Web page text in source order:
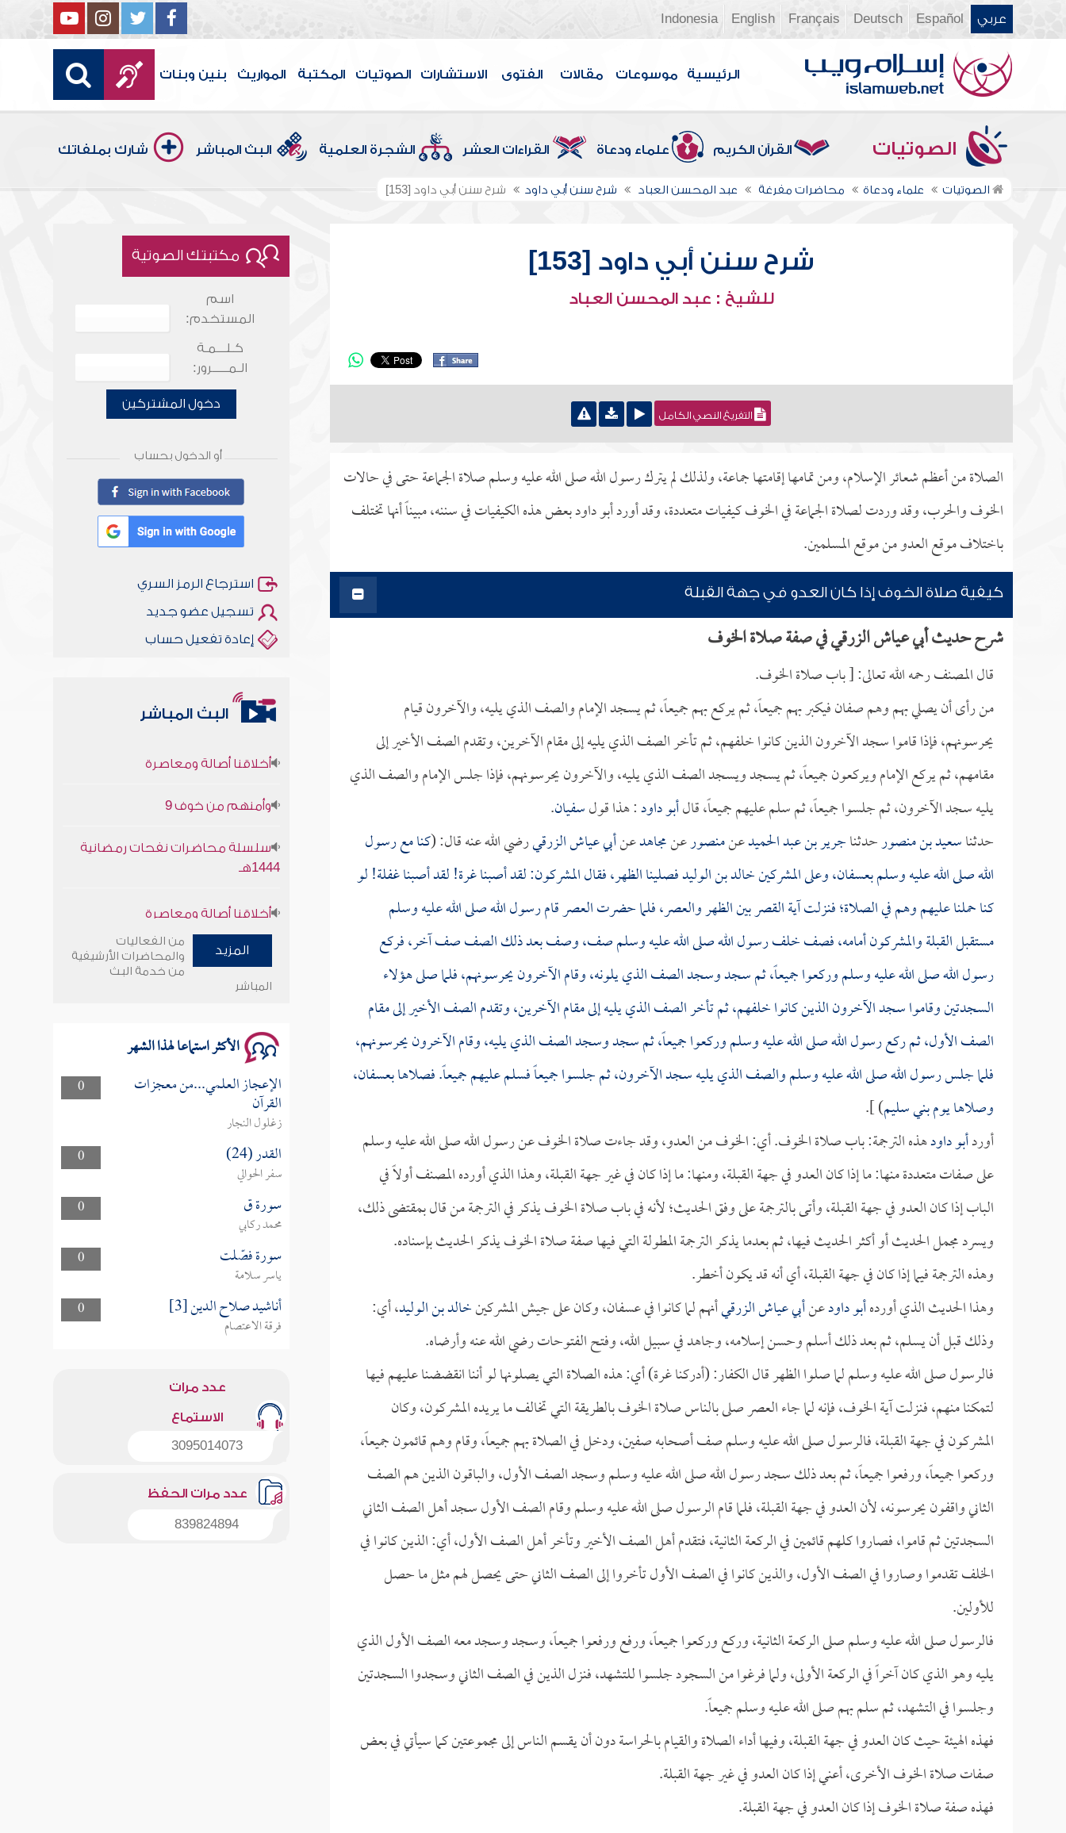
عربي Español
Deutsch
Français
English
Indonesia
الرئيسية موسوعات مقالات الفتوى الاستشارات الصوتيات المكتبة المواريث بنين وبنات
الصوتيات القرآن الكريم علماء ودعاة القراءات العشر الشجرة العلمية البث المباشر شارك بملفاتك
الصوتيات علماء ودعاة محاضرات مفرغة عبد المحسن العباد شرح سنن أبي داود شرح سنن أبي داود [153]
شرح سنن أبي داود [153]
للشيخ : عبد المحسن العباد
التفريغ النصي الكامل
الصلاة من أعظم شعائر الإسلام، ومن تمامها إقامتها جماعة، ولذلك لم يترك رسول الله صلى الله عليه وسلم صلاة الجماعة حتى في حالات
الخوف والحرب، وقد وردت لصلاة الجماعة في الخوف كيفيات متعددة، وقد أورد أبو داود بعض هذه الكيفيات في سننه، مبيناً أنها تختلف
باختلاف موقع العدو من موقع المسلمين.
كيفية صلاة الخوف إذا كان العدو في جهة القبلة
شرح حديث أبي عياش الزرقي في صفة صلاة الخوف
قال المصنف رحمه الله تعالى: [ باب صلاة الخوف.
من رأى أن يصلي بهم وهم صفان فيكبر بهم جميعاً، ثم يركع بهم جميعاً، ثم يسجد الإمام والصف الذي يليه، والآخرون قيام
يحرسونهم، فإذا قاموا سجد الآخرون الذين كانوا خلفهم، ثم تأخر الصف الذي يليه إلى مقام الآخرين، وتقدم الصف الأخير إلى
مقامهم، ثم يركع الإمام ويركعون جميعاً، ثم يسجد ويسجد الصف الذي يليه، والآخرون يحرسونهم، فإذا جلس الإمام والصف الذي
يليه سجد الآخرون، ثم جلسوا جميعاً، ثم سلم عليهم جميعاً، قالأبو داود: هذا قولسفيان.
حدثناسعيد بن منصورحدثناجرير بن عبد الحميدعنمنصورعنمجاهدعنأبي عياش الزرقيرضي الله عنه قال: (كنا مع رسول
الله صلى الله عليه وسلم بعسفان، وعلى المشركينخالد بن الوليدفصلينا الظهر، فقال المشركون: لقد أصبنا غرة! لقد أصبنا غفلة! لو
كنا حملنا عليهم وهم في الصلاة؛ فنزلت آية القصر بين الظهر والعصر، فلما حضرت العصر قام رسول الله صلى الله عليه وسلم
مستقبل القبلة والمشركون أمامه، فصف خلف رسول الله صلى الله عليه وسلم صف، وصف بعد ذلك الصف صف آخر، فركع
رسول الله صلى الله عليه وسلم وركعوا جميعاً، ثم سجد وسجد الصف الذي يلونه، وقام الآخرون يحرسونهم، فلما صلى هؤلاء
السجدتين وقاموا سجد الآخرون الذين كانوا خلفهم، ثم تأخر الصف الذي يليه إلى مقام الآخرين، وتقدم الصف الأخير إلى مقام
الصف الأول، ثم ركع رسول الله صلى الله عليه وسلم وركعوا جميعاً، ثم سجد وسجد الصف الذي يليه، وقام الآخرون يحرسونهم،
فلما جلس رسول الله صلى الله عليه وسلم والصف الذي يليه سجد الآخرون، ثم جلسوا جميعاً فسلم عليهم جميعاً. فصلاها بعسفان،
وصلاها يوم بني سليم) ].
أوردأبو داودهذه الترجمة: باب صلاة الخوف. أي: الخوف من العدو، وقد جاءت صلاة الخوف عن رسول الله صلى الله عليه وسلم
على صفات متعددة منها: ما إذا كان العدو في جهة القبلة، ومنها: ما إذا كان في غير جهة القبلة، وهذا الذي أورده المصنف أولاً في
الباب إذا كان العدو في جهة القبلة، وأتى بالترجمة على وفق الحديث؛ لأنه في باب صلاة الخوف يذكر في الترجمة من قال بمقتضى ذلك،
ويسرد مجمل الحديث أو أكثر الحديث فيها، ثم بعدما يذكر الترجمة المطولة التي فيها صفة صلاة الخوف يذكر الحديث بإسناده.
وهذه الترجمة فيما إذا كان في جهة القبلة، أي أنه قد يكون أخطر.
وهذا الحديث الذي أوردهأبو داودعنأبي عياش الزرقيأنهم لما كانوا في عسفان، وكان على جيش المشركينخالد بن الوليد، أي:
وذلك قبل أن يسلم، ثم بعد ذلك أسلم وحسن إسلامه، وجاهد في سبيل الله، وفتح الفتوحات رضي الله عنه وأرضاه.
فالرسول صلى الله عليه وسلم لما صلوا الظهر قال الكفار: (أدركنا غرة) أي: هذه الصلاة التي يصلونها لو أننا انقضضنا عليهم فيها
لتمكنا منهم، فنزلت آية الخوف، فإنه لما جاء العصر صلى بالناس صلاة الخوف بالطريقة التي تخالف ما يريده المشركون، وكان
المشركون في جهة القبلة، فالرسول صلى الله عليه وسلم صف أصحابه صفين، ودخل في الصلاة بهم جميعاً، وقام وهم قائمون جميعاً،
وركعوا جميعاً، ورفعوا جميعاً، ثم بعد ذلك سجد رسول الله صلى الله عليه وسلم وسجد الصف الأول، والباقون الذين هم الصف
الثاني واقفون يحرسونه، لأن العدو في جهة القبلة، فلما قام الرسول صلى الله عليه وسلم وقام الصف الأول سجد أهل الصف الثاني
السجدتين ثم قاموا، فصاروا كلهم قائمين في الركعة الثانية، فتقدم أهل الصف الأخير وتأخر أهل الصف الأول، أي: الذين كانوا في
الخلف تقدموا وصاروا في الصف الأول، والذين كانوا في الصف الأول تأخروا إلى الصف الثاني حتى يحصل لهم مثل ما حصل
للأولين.
فالرسول صلى الله عليه وسلم صلى الركعة الثانية، وركع وركعوا جميعاً، ورفع ورفعوا جميعاً، وسجد وسجد معه الصف الأول الذي
يليه وهو الذي كان آخراً في الركعة الأولى، ولما فرغوا من السجود جلسوا للتشهد، فنزل الذين في الصف الثاني وسجدوا السجدتين
وجلسوا في التشهد، ثم سلم بهم صلى الله عليه وسلم جميعاً.
فهذه الهيئة حيث كان العدو في جهة القبلة، وفيها أداء الصلاة والقيام بالحراسة دون أن يقسم الناس إلى مجموعتين كما سيأتي في بعض
صفات صلاة الخوف الأخرى، أعني إذا كان العدو في غير جهة القبلة.
فهذه صفة صلاة الخوف إذا كان العدو في جهة القبلة.
مكتبتك الصوتية
اسم
المستخدم:
كـلـــمـة
الـمـــــرور:
دخول المشتركين
أو الدخول بحساب
استرجاع الرمز السري
تسجيل عضو جديد
إعادة تفعيل حساب
البث المباشر
1444هـ
سلسلة محاضرات نفحات رمضانية
1444هـ
المزيد
من الفعاليات
والمحاضرات الأرشيفية
من خدمة البث
المباشر
الأكثر استماعا لهذا الشهر
0 الإعجاز العلمي...من معجزات
القرآن
زغلول النجار
0
القدر (24)
سفر الحوالي
0
سورة ق
محمد ركابي
0
سورة فصّلت
ياسر سلامة
0
أناشيد صلاح الدين [3]
فرقة الاعتصام
عدد مرات
الاستماع
3095014073
عدد مرات الحفظ
839824894